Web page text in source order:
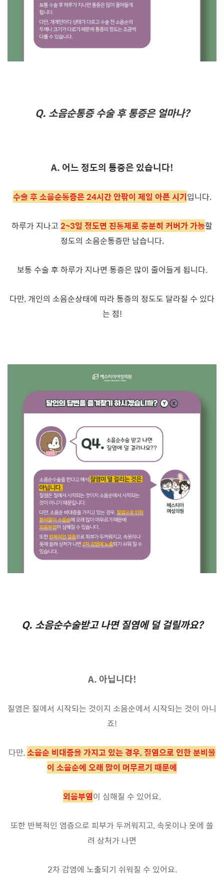
Q. 소음순통증 수술 후 통증은 얼마나?
A. 어느 정도의 통증은 있습니다!
수술 후 소음순통증은 24시간 안팎이 제일 아픈 시기입니다.
하루가 지나고 2~3일 정도면 진통제로 충분히 커버가 가능할
정도의 소음순통증만 남습니다.
보통 수술 후 하루가 지나면 통증은 많이 줄어들게 됩니다.
다만, 개인의 소음순상태에 따라 통증의 정도도 달라질 수 있다
는 점!
Q. 소음순수술받고 나면 질염에 덜 걸릴까요?
A. 아닙니다!
질염은 질에서 시작되는 것이지 소음순에서 시작되는 것이 아니
죠!
다만,소음순 비대증을 가지고 있는 경우, 질염으로 인한 분비물
이 소음순에 오래 많이 머무르기 때문에
외음부염이 심해질 수 있어요.
또한 반복적인 염증으로 피부가 두꺼워지고, 속옷이나 옷에 쓸
려 상처가 나면
2차 감염에 노출되기 쉬워질 수 있어요.